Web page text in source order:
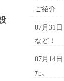
ご紹介
07月31日
など！
07月14日
た。